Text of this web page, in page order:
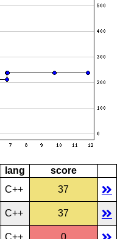
lang
score
C++
37
C++
37